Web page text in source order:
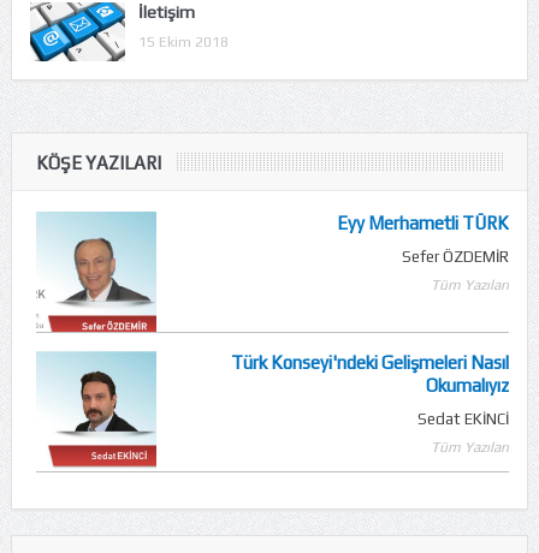
İletişim
15 Ekim 2018
KÖŞE YAZILARI
Eyy Merhametli TÜRK
Sefer ÖZDEMİR
Tüm Yazıları
Türk Konseyi'ndeki Gelişmeleri Nasıl
Okumalıyız
Sedat EKİNCİ
Tüm Yazıları